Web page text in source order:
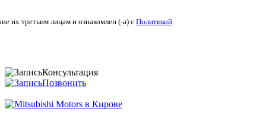
их третьим лицам и ознакомлен (-а) cПолитикой
Консультация
Позвонить